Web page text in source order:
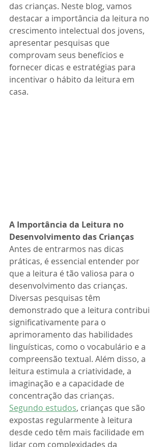
das crianças. Neste blog, vamos
destacar a importância da leitura no
crescimento intelectual dos jovens,
apresentar pesquisas que
comprovam seus benefícios e
fornecer dicas e estratégias para
incentivar o hábito da leitura em
casa.
A Importância da Leitura no
Desenvolvimento das Crianças
Antes de entrarmos nas dicas
práticas, é essencial entender por
que a leitura é tão valiosa para o
desenvolvimento das crianças.
Diversas pesquisas têm
demonstrado que a leitura contribui
significativamente para o
aprimoramento das habilidades
linguísticas, como o vocabulário e a
compreensão textual. Além disso, a
leitura estimula a criatividade, a
imaginação e a capacidade de
concentração das crianças.
Segundo estudos, crianças que são
expostas regularmente à leitura
desde cedo têm mais facilidade em
lidar com complexidades da